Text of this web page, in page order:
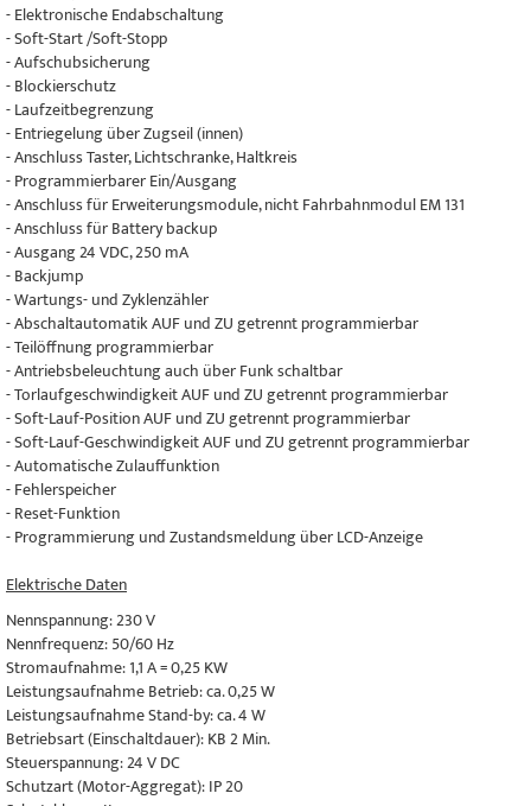
- Elektronische Endabschaltung
- Soft-Start /Soft-Stopp
- Aufschubsicherung
- Blockierschutz
- Laufzeitbegrenzung
- Entriegelung über Zugseil (innen)
- Anschluss Taster, Lichtschranke, Haltkreis
- Programmierbarer Ein/Ausgang
- Anschluss für Erweiterungsmodule, nicht Fahrbahnmodul EM 131
- Anschluss für Battery backup
- Ausgang 24 VDC, 250 mA
- Backjump
- Wartungs- und Zyklenzähler
- Abschaltautomatik AUF und ZU getrennt programmierbar
- Teilöffnung programmierbar
- Antriebsbeleuchtung auch über Funk schaltbar
- Torlaufgeschwindigkeit AUF und ZU getrennt programmierbar
- Soft-Lauf-Position AUF und ZU getrennt programmierbar
- Soft-Lauf-Geschwindigkeit AUF und ZU getrennt programmierbar
- Automatische Zulauffunktion
- Fehlerspeicher
- Reset-Funktion
- Programmierung und Zustandsmeldung über LCD-Anzeige
Elektrische Daten
Nennspannung: 230 V
Nennfrequenz: 50/60 Hz
Stromaufnahme: 1,1 A = 0,25 KW
Leistungsaufnahme Betrieb: ca. 0,25 W
Leistungsaufnahme Stand-by: ca. 4 W
Betriebsart (Einschaltdauer): KB 2 Min.
Steuerspannung: 24 V DC
Schutzart (Motor-Aggregat): IP 20